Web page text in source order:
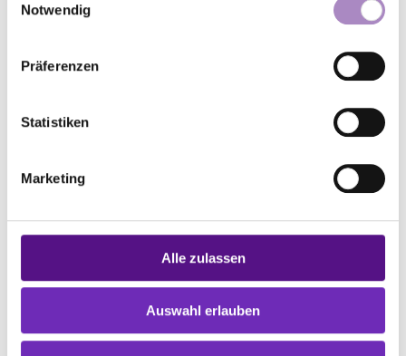
Notwendig
Präferenzen
Statistiken
Marketing
Alle zulassen
Auswahl erlauben
(VkwB) handelt es sich um Bibliotheken der
Landeskirchen, der evangelischen Hochschulen,
religionspädagogischer Institute und weiterer